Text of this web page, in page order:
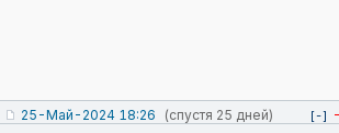
25-Май-2024 18:26 (спустя 25 дней) [-]